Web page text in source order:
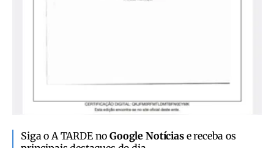
Siga o A TARDE noGoogle Notíciase receba os